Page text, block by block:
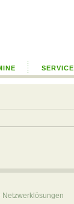
SERVICE
Netzwerklösungen